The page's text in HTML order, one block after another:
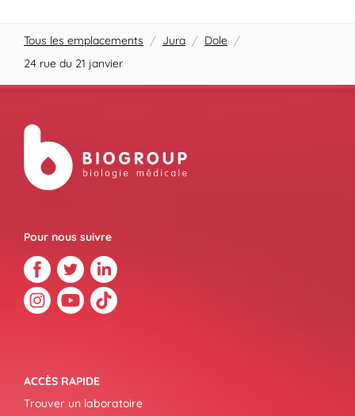
Tous les emplacements / Jura / Dole /
24 rue du 21 janvier
Pour nous suivre
ACCÈS RAPIDE
Trouver un laboratoire